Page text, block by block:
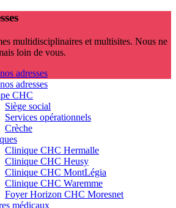
multidisciplinaires et multisites. Nous ne
loin de vous.
adresses
adresses
CHC
Siège social
Services opérationnels
Crèche
Clinique CHC Hermalle
Clinique CHC Heusy
Clinique CHC MontLégia
Clinique CHC Waremme
Foyer Horizon CHC Moresnet
médicaux